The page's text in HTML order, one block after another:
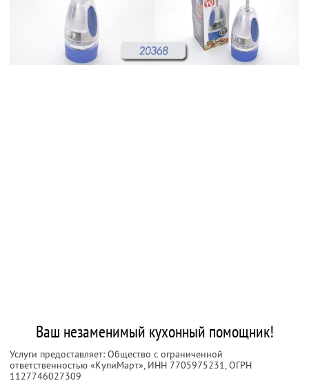
Ваш незаменимый кухонный помощник!
Услуги предоставляет: Общество с ограниченной
ответственностью «КупиМарт», ИНН 7705975231, ОГРН
1127746027309